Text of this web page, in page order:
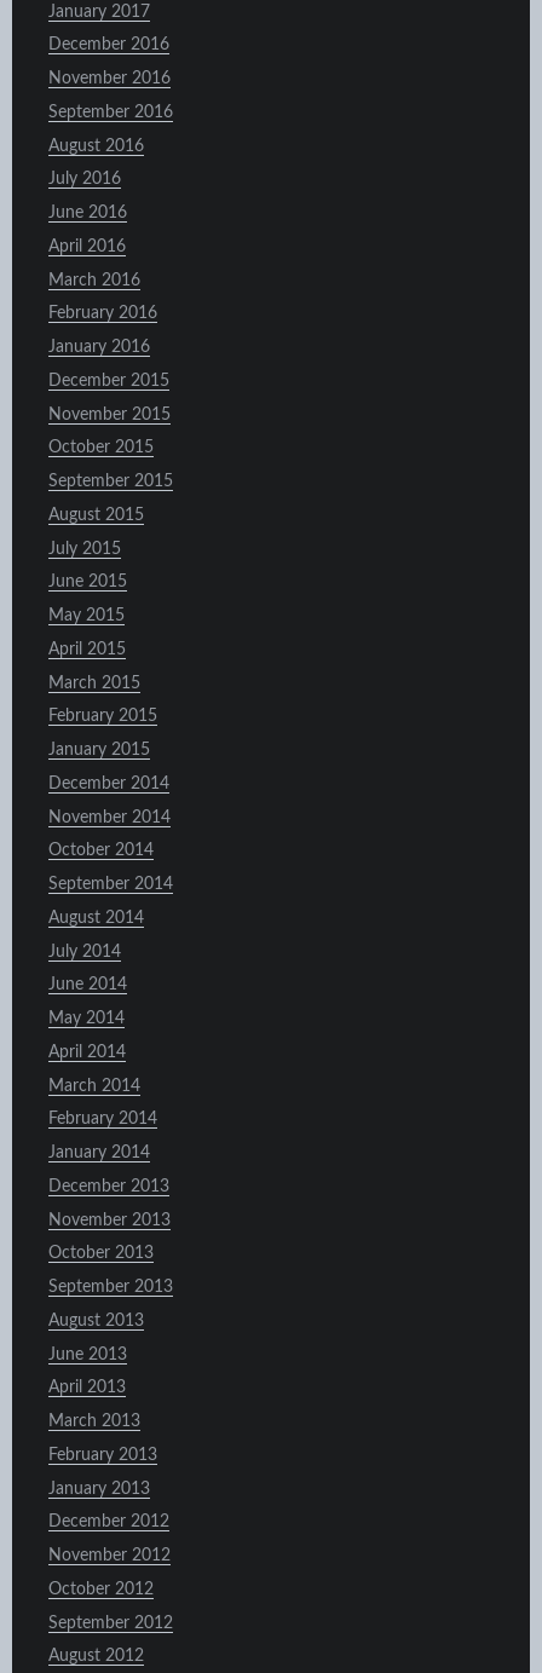
January 2017
December 2016
November 2016
September 2016
August 2016
July 2016
June 2016
April 2016
March 2016
February 2016
January 2016
December 2015
November 2015
October 2015
September 2015
August 2015
July 2015
June 2015
May 2015
April 2015
March 2015
February 2015
January 2015
December 2014
November 2014
October 2014
September 2014
August 2014
July 2014
June 2014
May 2014
April 2014
March 2014
February 2014
January 2014
December 2013
November 2013
October 2013
September 2013
August 2013
June 2013
April 2013
March 2013
February 2013
January 2013
December 2012
November 2012
October 2012
September 2012
August 2012